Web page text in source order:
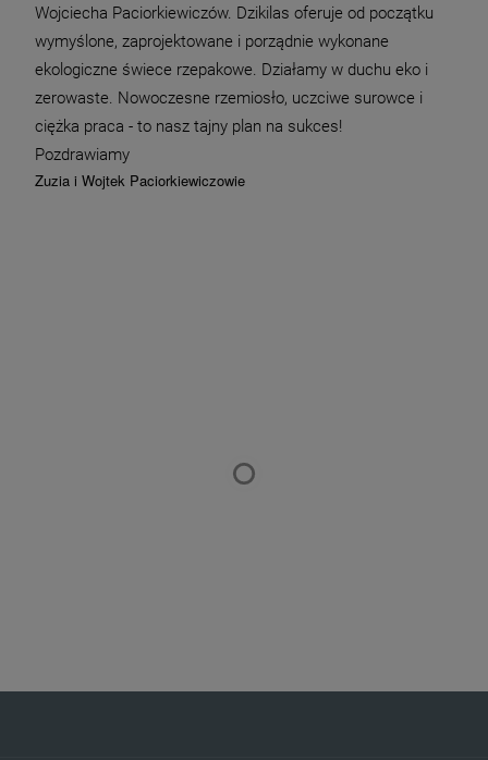
Wojciecha Paciorkiewiczów. Dzikilas oferuje od początku
wymyślone, zaprojektowane i porządnie wykonane
ekologiczne świece rzepakowe. Działamy w duchu eko i
zerowaste. Nowoczesne rzemiosło, uczciwe surowce i
ciężka praca - to nasz tajny plan na sukces!
Pozdrawiamy
Zuzia i Wojtek Paciorkiewiczowie